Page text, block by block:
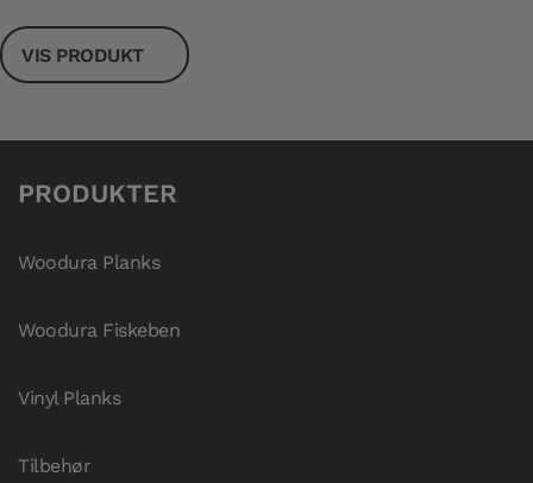
VIS PRODUKT
PRODUKTER
Woodura Planks
Woodura Fiskeben
Vinyl Planks
Tilbehør